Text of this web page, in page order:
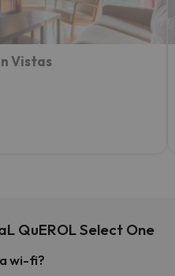
Vistas
QuEROL Select One
wi-fi?